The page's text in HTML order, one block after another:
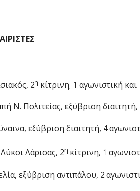
2η κίτρινη, 1 αγωνιστική
Ν. Πολιτείας, εξύβριση διαιτητή,
εξύβριση διαιτητή, 4
Λάρισας, 2η κίτρινη, 1
εξύβριση αντιπάλου, 2